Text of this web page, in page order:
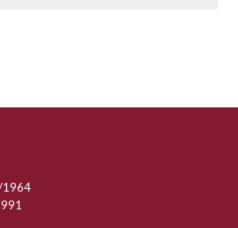
1964